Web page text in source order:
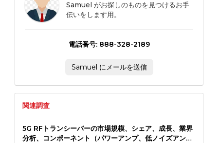
Samuel がお探しのものを見つけるお手
伝いをします用。
電話番号: 888-328-2189
Samuel にメールを送信
関連調査
5G RFトランシーバーの市場規模、シェア、成長、業界
分析、コンポーネント（パワーアンプ、低ノイズアン